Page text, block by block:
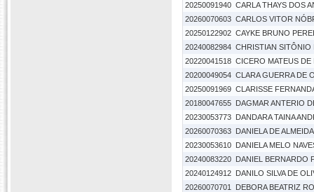
20250091940 CARLA THAYS DOS
20260070603 CARLOS VITOR
20250122902 CAYKE BRUNO
20240082984 CHRISTIAN SITÔNIO
20220041518 CICERO MATEUS DE
20200049054 CLARA GUERRA DE
20250091969 CLARISSE
20180047655 DAGMAR ANTERIO
20230053773 DANDARA TAINA
20260070363 DANIELA DE ALMEIDA
20230053610 DANIELA MELO
20240083220 DANIEL BERNARDO
20240124912 DANILO SILVA DE
20260070701
DEBORA BEATRIZ